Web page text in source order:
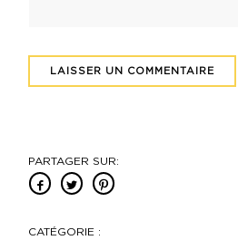
PARTAGER SUR:
CATÉGORIE :